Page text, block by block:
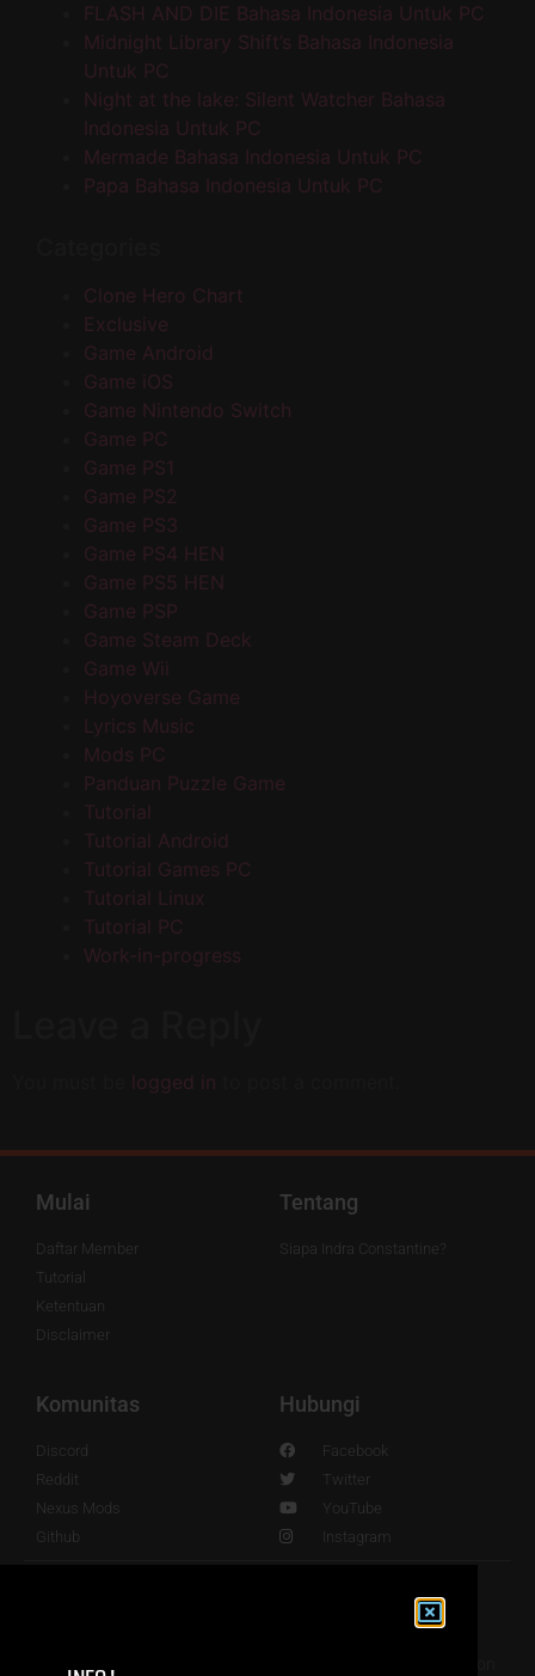
FLASH AND DIE Bahasa Indonesia Untuk PC
Midnight Library Shift’s Bahasa Indonesia
Untuk PC
Night at the lake: Silent Watcher Bahasa
Indonesia Untuk PC
Mermade Bahasa Indonesia Untuk PC
Papa Bahasa Indonesia Untuk PC
Clone Hero Chart
Exclusive
Game Android
Game iOS
Game Nintendo Switch
Game PC
Game PS1
Game PS2
Game PS3
Game PS4 HEN
Game PS5 HEN
Game PSP
Game Steam Deck
Game Wii
Hoyoverse Game
Lyrics Music
Mods PC
Panduan Puzzle Game
Tutorial
Tutorial Android
Tutorial Games PC
Tutorial Linux
Tutorial PC
Work-in-progress
logged in
Mulai
Daftar Member
Tutorial
Ketentuan
Disclaimer
Tentang
Siapa Indra Constantine?
Komunitas
Discord
Reddit
Nexus Mods
Github
Hubungi
Facebook
Twitter
YouTube
Instagram